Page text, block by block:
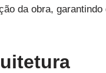
da obra,